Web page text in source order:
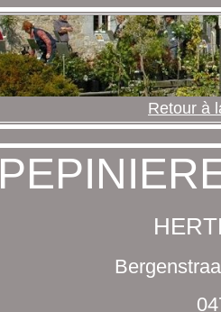
Retour à